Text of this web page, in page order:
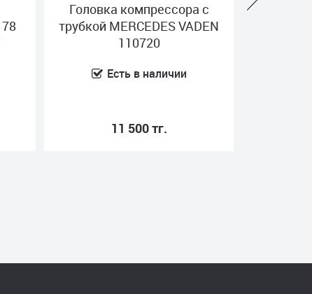
Головка компрессора с
трубкой MERCEDES VADEN
110720
Есть в наличии
11 500 тг.